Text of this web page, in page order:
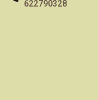
622790328